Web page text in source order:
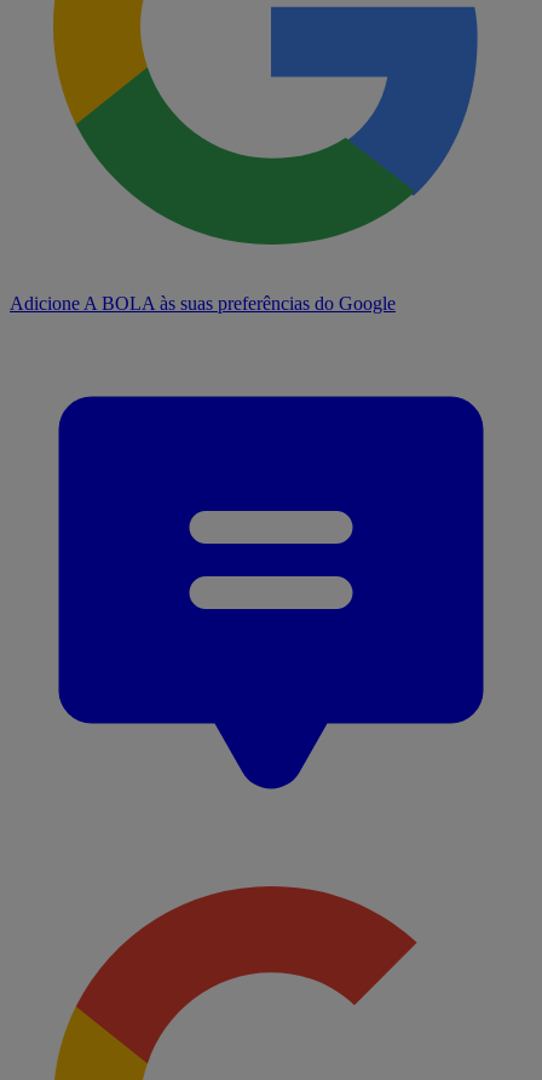
Adicione A BOLA às suas preferências do Google